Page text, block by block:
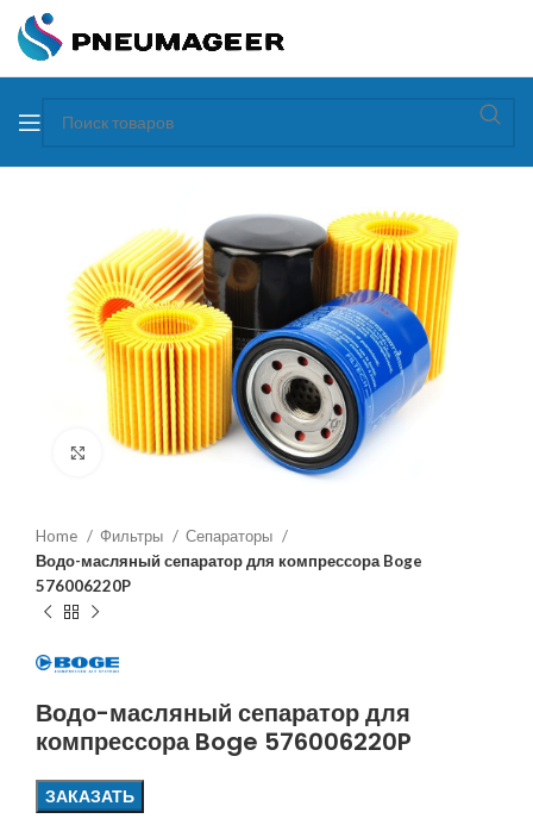
Увеличить
Home Фильтры
Сепараторы
Водо-масляный сепаратор для компрессора Boge
576006220P
Водо-масляный сепаратор для
компрессора Boge 576006220P
ЗАКАЗАТЬ